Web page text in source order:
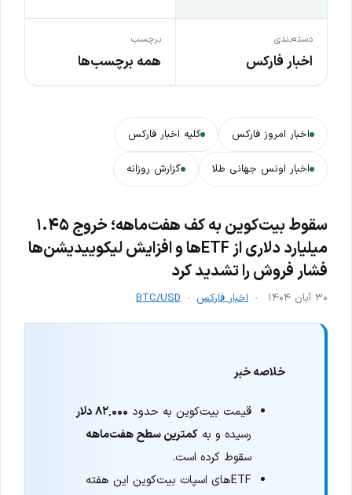
دسته‌بندی
اخبار فارکس
برچسب
همه برچسب‌ها
اخبار امروز فارکس کلیه اخبار فارکس
اخبار اونس جهانی طلا گزارش روزانه
سقوط بیت‌کوین به کف هفت‌ماهه؛ خروج ۱.۴۵
میلیارد دلاری از ETFها و افزایش لیکوییدیشن‌ها
فشار فروش را تشدید کرد
۳۰ آبان ۱۴۰۴ اخبار فارکس BTC/USD
خلاصه خبر
قیمت بیت‌کوین به حدود ۸۲٬۰۰۰ دلار
رسیده و بهکمترین سطح هفت‌ماهه
سقوط کرده است.
ETFهای اسپات بیت‌کوین این هفته